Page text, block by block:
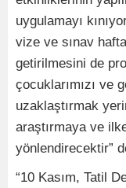
uygulamayı
vize ve sınav
getirilmesini de
çocuklarımızı ve
uzaklaştırmak
araştırmaya ve
yönlendirecektir”
“10 Kasım, Tatil